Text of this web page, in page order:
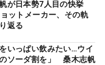
が日本勢7人目の快挙
ットメーカー、その軌
返る
をいっぱい飲みたい…ウイ
ソーダ割を」 桑木志帆